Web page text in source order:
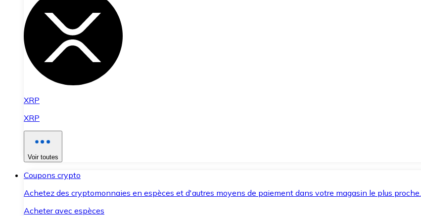
XRP
XRP
Voir toutes
Coupons crypto
Achetez des cryptomonnaies en espèces et d'autres moyens de paiement dans votre magasin le plus proche.
Acheter avec espèces